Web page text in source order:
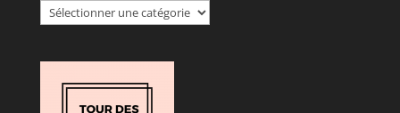
Thèmes
abordés